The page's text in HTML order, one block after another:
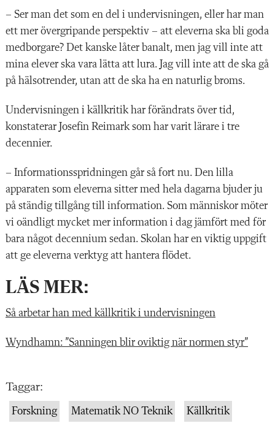
– Ser man det som en del i undervisningen, eller har man
ett mer övergripande perspektiv – att eleverna ska bli goda
medborgare? Det kanske låter banalt, men jag vill inte att
mina elever ska vara lätta att lura. Jag vill inte att de ska gå
på hälsotrender, utan att de ska ha en naturlig broms.
Undervisningen i källkritik har förändrats över tid,
konstaterar Josefin Reimark som har varit lärare i tre
decennier.
– Informationsspridningen går så fort nu. Den lilla
apparaten som eleverna sitter med hela dagarna bjuder ju
på ständig tillgång till information. Som människor möter
vi oändligt mycket mer information i dag jämfört med för
bara något decennium sedan. Skolan har en viktig uppgift
att ge eleverna verktyg att hantera flödet.
LÄS MER:
Så arbetar han med källkritik i undervisningen
Wyndhamn: ”Sanningen blir oviktig när normen styr”
Taggar:
Forskning Matematik NO Teknik Källkritik